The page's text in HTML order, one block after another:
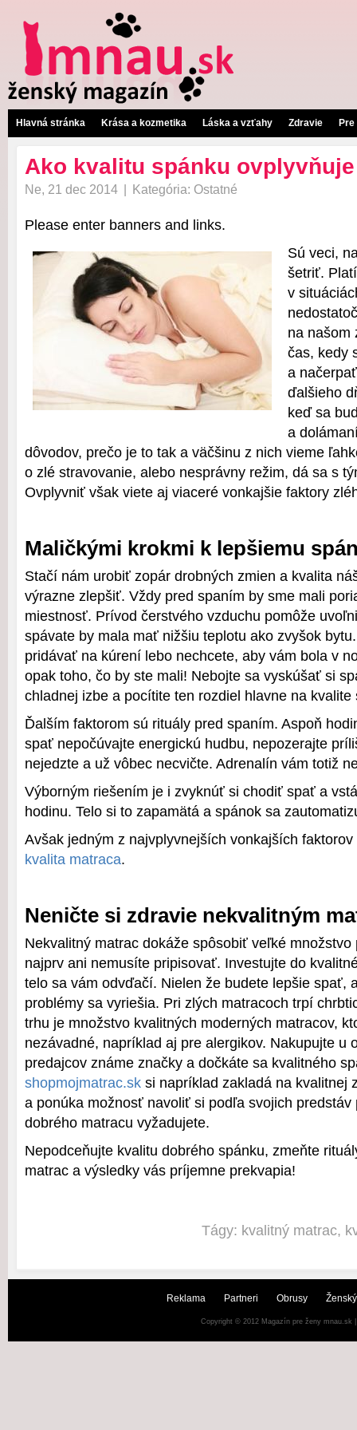
Hlavná stránka Krása a kozmetika Láska a vzťahy Zdravie
Ako kvalitu spánku
Ne, 21 dec 2014 Kategória: Ostatné
Please enter banners and links.
Sú veci,
šetriť.
v
na našom
čas, kedy
a
ďalšieho
keď sa
a
dôvodov, prečo je to tak a väčšinu z nich vieme
o zlé stravovanie, alebo nesprávny režim, dá sa s
Ovplyvniť však viete aj viaceré vonkajšie faktory
Maličkými krokmi k lepšiemu
Stačí nám urobiť zopár drobných zmien a kvalita
výrazne zlepšiť. Vždy pred spaním by sme mali
miestnosť. Prívod čerstvého vzduchu pomôže
spávate by mala mať nižšiu teplotu ako zvyšok
pridávať na kúrení lebo nechcete, aby vám bola v
opak toho, čo by ste mali! Nebojte sa vyskúšať si
chladnej izbe a pocítite ten rozdiel hlavne na kvalite
Ďalším faktorom sú rituály pred spaním. Aspoň
spať nepočúvajte energickú hudbu, nepozerajte
nejedzte a už vôbec necvičte. Adrenalín vám totiž
Výborným riešením je i zvyknúť si chodiť spať a
hodinu. Telo si to zapamätá a spánok sa
Avšak jedným z najvplyvnejších vonkajších
kvalita matraca.
Neničte si zdravie nekvalitným
Nekvalitný matrac dokáže spôsobiť veľké množstvo
najprv ani nemusíte pripisovať. Investujte do
telo sa vám odvďačí. Nielen že budete lepšie spať,
problémy sa vyriešia. Pri zlých matracoch trpí
trhu je množstvo kvalitných moderných matracov,
nezávadné, napríklad aj pre alergikov. Nakupujte u
predajcov známe značky a dočkáte sa kvalitného
shopmojmatrac.sk si napríklad zakladá na kvalitnej
a ponúka možnosť navoliť si podľa svojich predstáv
dobrého matracu vyžadujete.
Nepodceňujte kvalitu dobrého spánku, zmeňte
matrac a výsledky vás príjemne prekvapia!
Tágy: kvalitný matrac,
Reklama Partneri Obrusy
Copyright © 2012 Magazín pre ženy mnau.sk